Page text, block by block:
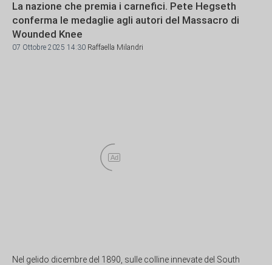
La nazione che premia i carnefici. Pete Hegseth
conferma le medaglie agli autori del Massacro di
Wounded Knee
07 Ottobre 2025 14:30 Raffaella Milandri
Ad
Nel gelido dicembre del 1890, sulle colline innevate del South